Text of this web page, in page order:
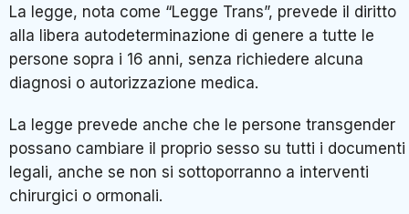
La legge, nota come “Legge Trans”, prevede il diritto
alla libera autodeterminazione di genere a tutte le
persone sopra i 16 anni, senza richiedere alcuna
diagnosi o autorizzazione medica.
La legge prevede anche che le persone transgender
possano cambiare il proprio sesso su tutti i documenti
legali, anche se non si sottoporranno a interventi
chirurgici o ormonali.